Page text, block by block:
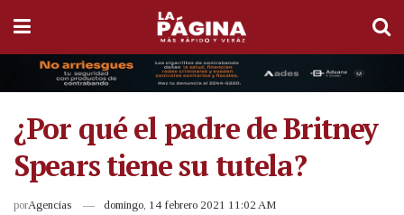
¿Por qué el padre de Britney
Spears tiene su tutela?
porAgencias domingo, 14 febrero 2021 11:02 AM